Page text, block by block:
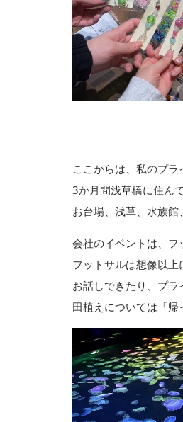
ここからは、私のプ
3か月間浅草橋に住ん
お台場、浅草、水族館
会社のイベントは、フ
フットサルは想像以
お話しできたり、プ
田植えについては「帰